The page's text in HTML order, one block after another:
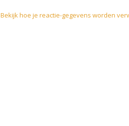
Bekijk hoe je reactie-gegevens worden